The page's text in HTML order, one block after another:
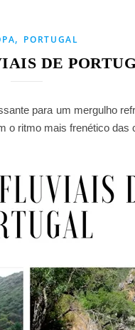
, PORTUGAL
DE
para um mergulho
o ritmo mais frenético das